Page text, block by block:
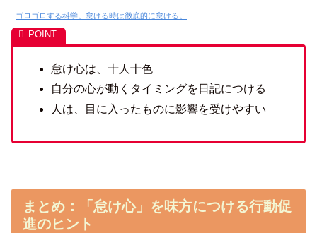
ゴロゴロする科学。怠ける時は徹底的に怠ける。
怠け心は、十人十色
自分の心が動くタイミングを日記につける
人は、目に入ったものに影響を受けやすい
まとめ ：「怠け心」を味方につける行動促
進のヒント